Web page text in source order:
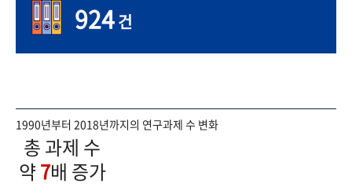
924건
1990년부터 2018년까지의 연구과제 수 변화
총 과제 수
약7배 증가